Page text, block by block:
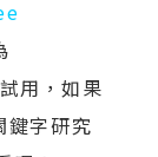
用，如果
鍵字研究